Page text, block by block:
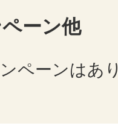
ーン他
ペーンはあ